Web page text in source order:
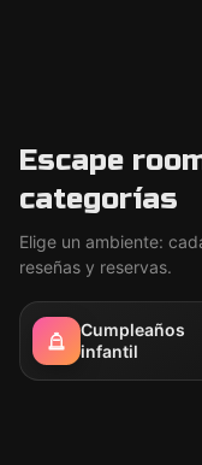
Escape
categorías
Elige un ambiente:
reseñas y reservas.
Cumpleaños
infantil